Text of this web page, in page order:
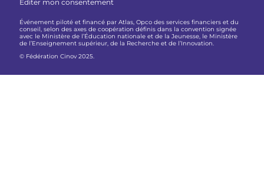
Éditer mon consentement
Événement piloté et financé par Atlas, Opco des services financiers et du
conseil, selon des axes de coopération définis dans la convention signée
avec le Ministère de l’Éducation nationale et de la Jeunesse, le Ministère
de l’Enseignement supérieur, de la Recherche et de l’Innovation.
© Fédération Cinov 2025.